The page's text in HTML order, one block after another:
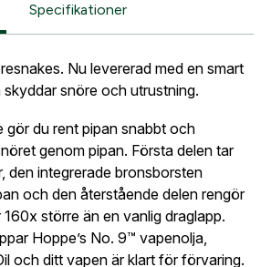
Specifikationer
Nu levererad med en smart
snöre och utrustning.
gör du rent pipan snabbt och
genom pipan. Första delen tar
den integrerade bronsborsten
och den återstående delen rengör
större än en vanlig draglapp.
Hoppe’s No. 9™ vapenolja,
och ditt vapen är klart för förvaring.
handla enklare
förening?Med ett eget
du snabbare utcheckning,
beställningar och sparade
*
mina uppgifter sparas enligt
.